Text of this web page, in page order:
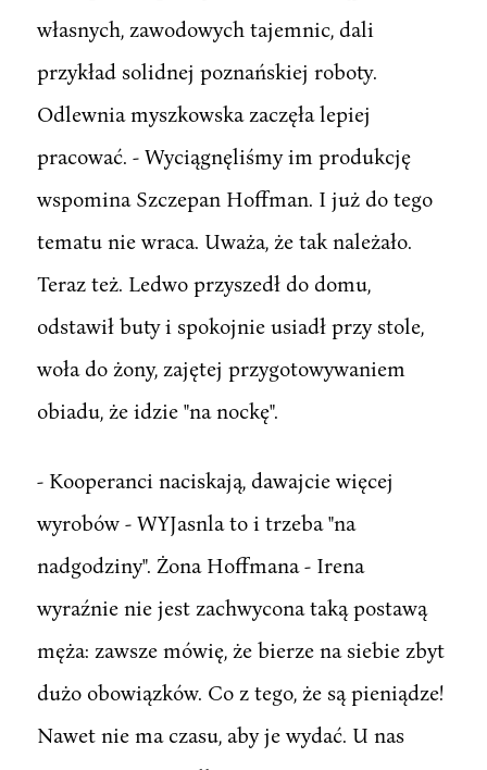
własnych, zawodowych tajemnic, dali
przykład solidnej poznańskiej roboty.
Odlewnia myszkowska zaczęła lepiej
pracować. - Wyciągnęliśmy im produkcję
wspomina Szczepan Hoffman. I już do tego
tematu nie wraca. Uważa, że tak należało.
Teraz też. Ledwo przyszedł do domu,
odstawił buty i spokojnie usiadł przy stole,
woła do żony, zajętej przygotowywaniem
obiadu, że idzie "na nockę".
- Kooperanci naciskają, dawajcie więcej
wyrobów - WYJasnla to i trzeba "na
nadgodziny". Żona Hoffmana - Irena
wyraźnie nie jest zachwycona taką postawą
męża: zawsze mówię, że bierze na siebie zbyt
dużo obowiązków. Co z tego, że są pieniądze!
Nawet nie ma czasu, aby je wydać. U nas